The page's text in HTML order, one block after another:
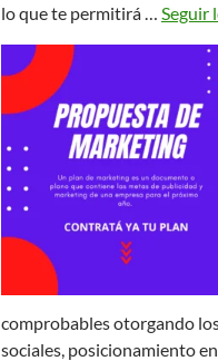
lo que te permitirá … Seguir
comprobables otorgando
sociales, posicionamiento